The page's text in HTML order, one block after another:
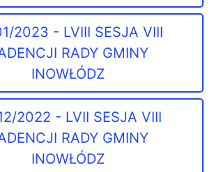
2023 - LVIII SESJA VIII
RADY GMINY
INOWŁÓDZ
2022 - LVII SESJA VIII
RADY GMINY
INOWŁÓDZ